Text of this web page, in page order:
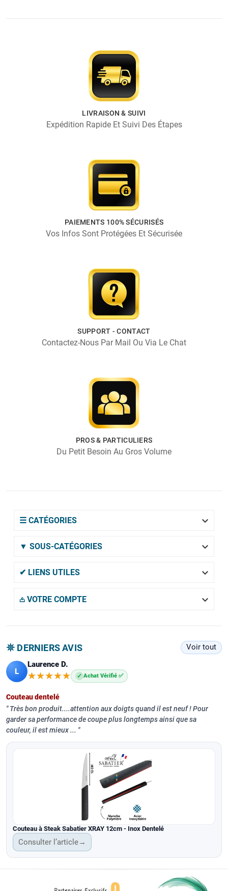
LIVRAISON & SUIVI
Expédition Rapide Et Suivi Des Étapes
PAIEMENTS 100% SÉCURISÉS
Vos Infos Sont Protégées Et Sécurisée
SUPPORT - CONTACT
Contactez-Nous Par Mail Ou Via Le Chat
PROS & PARTICULIERS
Du Petit Besoin Au Gros Volume
☰ CATÉGORIES 
▼ SOUS-CATÉGORIES 
✔ LIENS UTILES 
𖡌 VOTRE COMPTE 
𖤓 DERNIERS AVIS Voir tout
L
Laurence D.
★★★★★
★★★★★ ✓ Achat Vérifié ✅
Couteau dentelé
Très bon produit....attention aux doigts quand il est neuf ! Pour
garder sa performance de coupe plus longtemps ainsi que sa
couleur, il est mieux ...
Couteau à Steak Sabatier XRAY 12cm - Inox Dentelé
Consulter l’article→